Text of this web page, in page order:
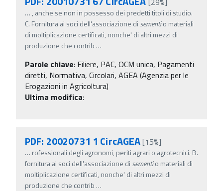
… , anche se non in possesso dei predetti titoli di studio.
C. Fornitura ai soci dell'associazione di sementio materiali
di moltiplicazione certificati, nonche' di altri mezzi di
produzione che contrib …
Parole chiave: Filiere, PAC, OCM unica, Pagamenti
diretti, Normativa, Circolari, AGEA (Agenzia per le
Erogazioni in Agricoltura)
Ultima modifica:
PDF: 20020731 1 CircAGEA[15%]
… rofessionali degli agronomi, periti agrari o agrotecnici. B.
fornitura ai soci dell'associazione di sementio materiali di
moltiplicazione certificati, nonche' di altri mezzi di
produzione che contrib …